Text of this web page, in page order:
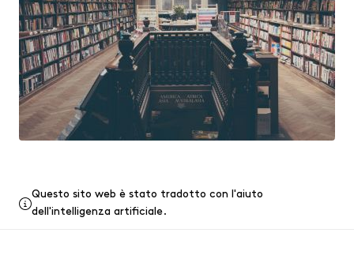
Questo sito web è stato tradotto con l'aiuto
dell'intelligenza artificiale.